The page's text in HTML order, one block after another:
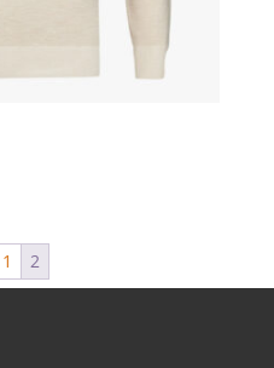
1 2